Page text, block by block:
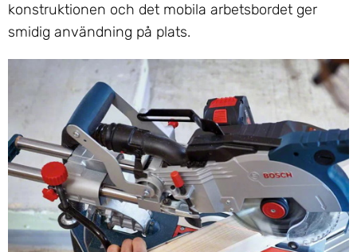
konstruktionen och det mobila arbetsbordet ger
smidig användning på plats.